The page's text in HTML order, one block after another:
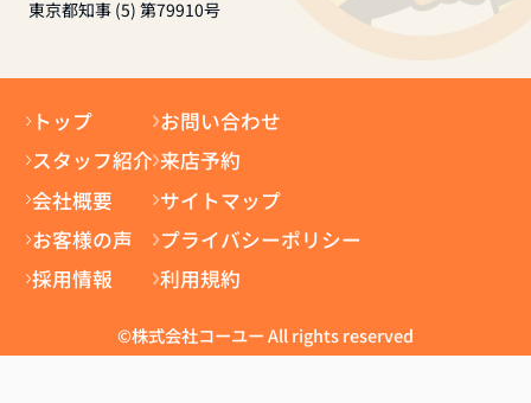
東京都知事 (5) 第79910号
トップ
スタッフ紹介
会社概要
お客様の声
採用情報
お問い合わせ
来店予約
サイトマップ
プライバシーポリシー
利用規約
©株式会社コーユー All rights reserved